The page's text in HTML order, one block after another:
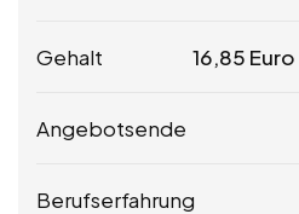
Gehalt 16,85 Euro
Angebotsende
Berufserfahrung